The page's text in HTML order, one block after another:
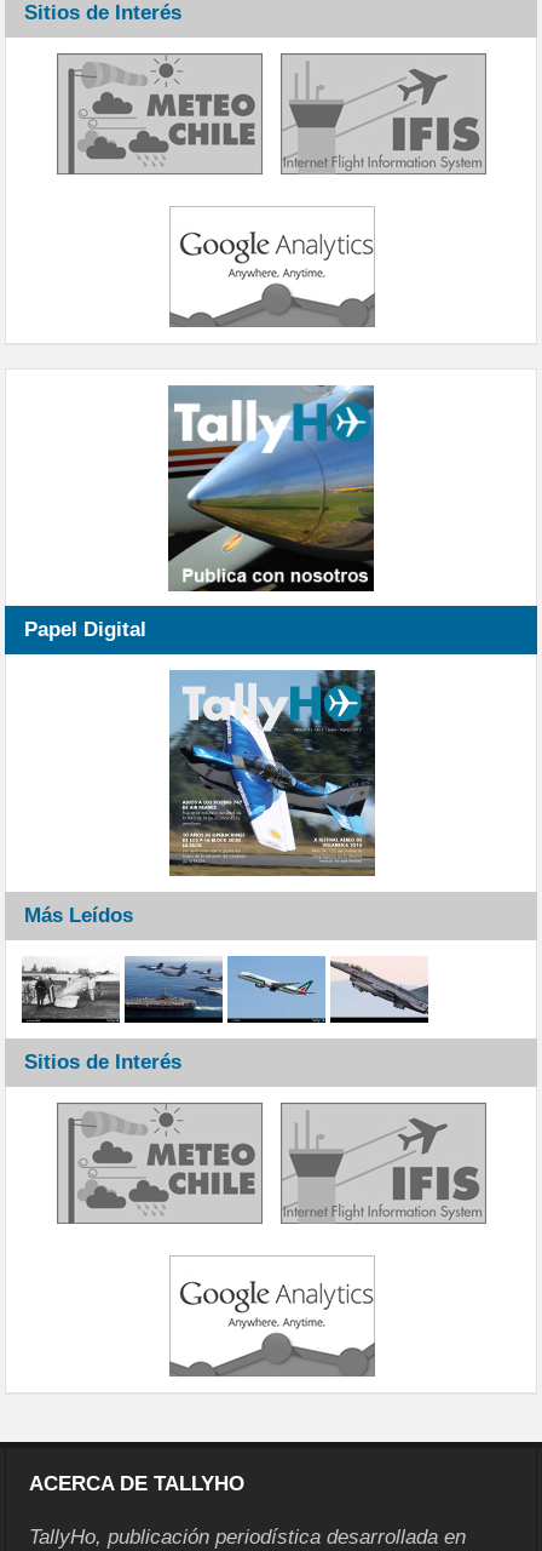
Sitios de Interés
Papel Digital
Más Leídos
Sitios de Interés
ACERCA DE TALLYHO
TallyHo, publicación periodística desarrollada en